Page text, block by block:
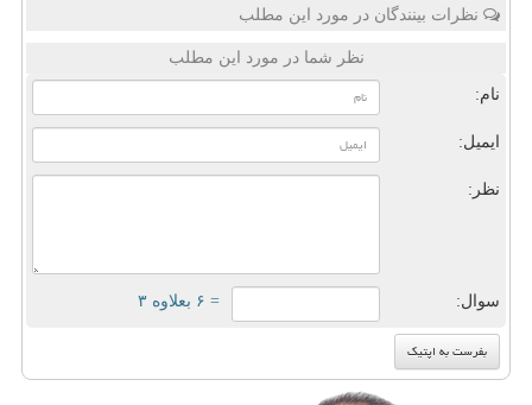
نظرات بینندگان در مورد این مطلب
نظر شما در مورد این مطلب
نام:
ایمیل:
نظر:
سوال: = ۶ بعلاوه ۳